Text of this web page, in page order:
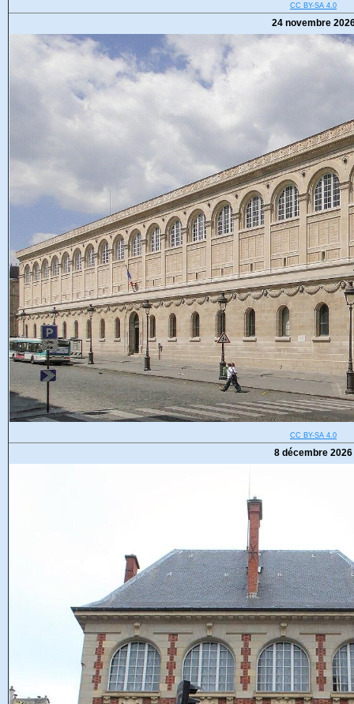
CC BY-SA 4.0
24 novembre
CC BY-SA 4.0
8 décembre 2026